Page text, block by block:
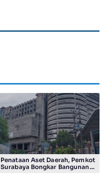
Penataan Aset Daerah, Pemkot
Surabaya Bongkar Bangunan